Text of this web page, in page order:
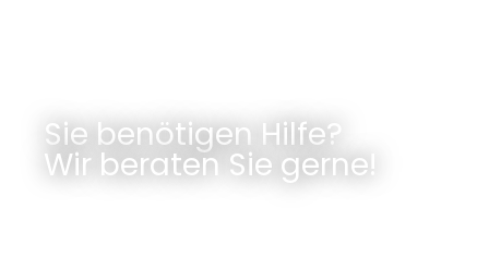
Sie benötigen Hilfe?
Wir beraten Sie gerne!